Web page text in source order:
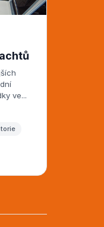
ve...